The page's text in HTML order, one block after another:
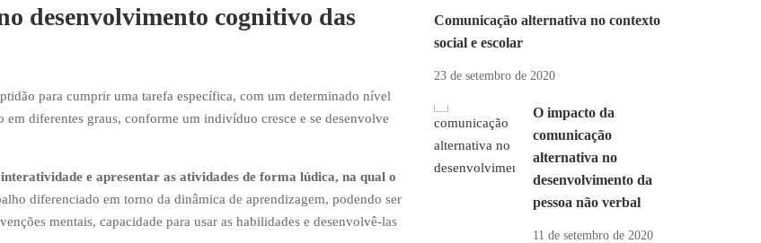
desenvolvimento cognitivo das
para cumprir uma tarefa específica, com um determinado nível
em diferentes graus, conforme um indivíduo cresce e se desenvolve
e apresentar as atividades de forma lúdica, na qual o
diferenciado em torno da dinâmica de aprendizagem, podendo ser
mentais, capacidade para usar as habilidades e desenvolvê-las
Comunicação alternativa no contexto
social e escolar
23 de setembro de 2020
O impacto da
comunicação
alternativa no
desenvolvimento da
pessoa não verbal
11 de setembro de 2020